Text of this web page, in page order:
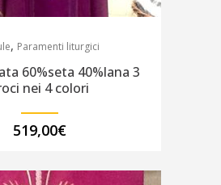
, Paramenti liturgici
60%seta 40%lana 3
nei 4 colori
519,00€